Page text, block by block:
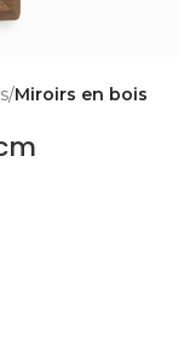
Miroirs en bois